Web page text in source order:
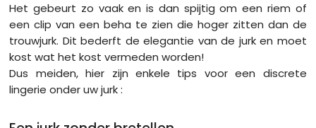
Het gebeurt zo vaak en is dan spijtig om een riem of
een clip van een beha te zien die hoger zitten dan de
trouwjurk. Dit bederft de elegantie van de jurk en moet
kost wat het kost vermeden worden!
Dus meiden, hier zijn enkele tips voor een discrete
lingerie onder uw jurk :